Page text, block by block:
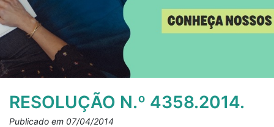
RESOLUÇÃO N.º 4358.2014.
Publicado em 07/04/2014